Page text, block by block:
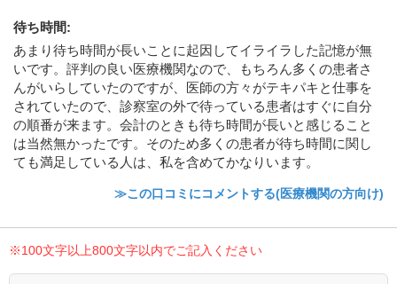
待ち時間:
あまり待ち時間が長いことに起因してイライラした記憶が無
いです。評判の良い医療機関なので、もちろん多くの患者さ
んがいらしていたのですが、医師の方々がテキパキと仕事を
されていたので、診察室の外で待っている患者はすぐに自分
の順番が来ます。会計のときも待ち時間が長いと感じること
は当然無かったです。そのため多くの患者が待ち時間に関し
ても満足している人は、私を含めてかなりいます。
≫この口コミにコメントする(医療機関の方向け)
※100文字以上800文字以内でご記入ください